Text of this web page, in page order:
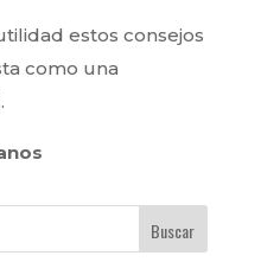
estos consejos
como una
Buscar